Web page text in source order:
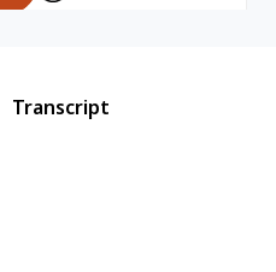
Transcript